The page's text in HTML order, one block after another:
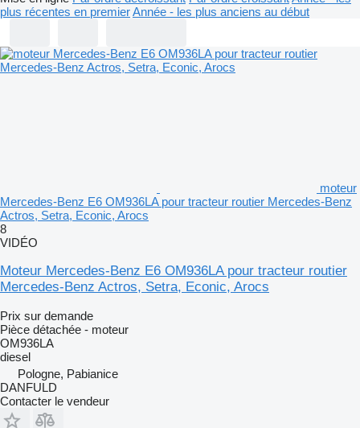
plus récentes en premierAnnée - les plus anciens au début
moteur
Mercedes-Benz E6 OM936LA pour tracteur routier Mercedes-Benz
Actros, Setra, Econic, Arocs
8
VIDÉO
Moteur Mercedes-Benz E6 OM936LA pour tracteur routier
Mercedes-Benz Actros, Setra, Econic, Arocs
Prix sur demande
Pièce détachée - moteur
OM936LA
diesel
Pologne, Pabianice
DANFULD
Contacter le vendeur